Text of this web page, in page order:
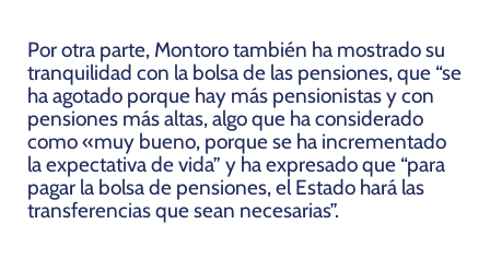
Por otra parte, Montoro también ha mostrado su
tranquilidad con la bolsa de las pensiones, que “se
ha agotado porque hay más pensionistas y con
pensiones más altas, algo que ha considerado
como «muy bueno, porque se ha incrementado
la expectativa de vida” y ha expresado que “para
pagar la bolsa de pensiones, el Estado hará las
transferencias que sean necesarias”.